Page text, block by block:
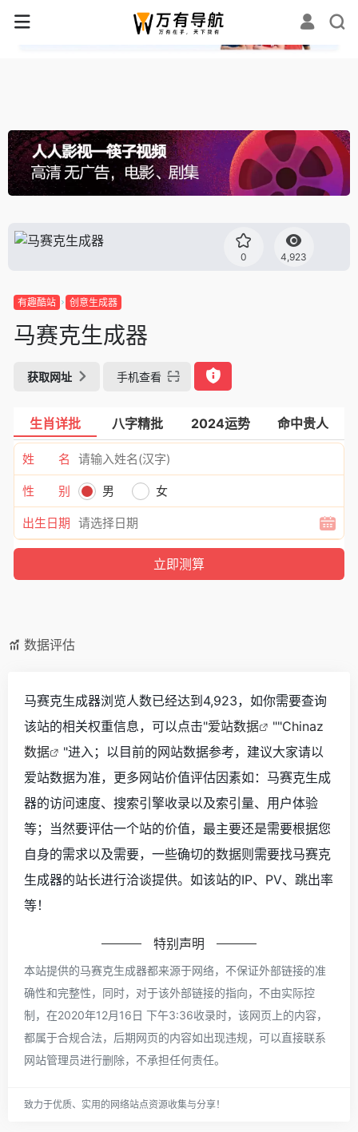
✕
0 4,923
有趣酷站 创意生成器
马赛克生成器
获取网址 手机查看
生肖详批 八字精批 2024运势 命中贵人
姓 名
性 别 男 女
出生日期
数据评估
马赛克生成器浏览人数已经达到4,923，如你需要查询
该站的相关权重信息，可以点击"爱站数据 ""Chinaz
数据
"进入；以目前的网站数据参考，建议大家请以
爱站数据为准，更多网站价值评估因素如：马赛克生成
器的访问速度、搜索引擎收录以及索引量、用户体验
等；当然要评估一个站的价值，最主要还是需要根据您
自身的需求以及需要，一些确切的数据则需要找马赛克
生成器的站长进行洽谈提供。如该站的IP、PV、跳出率
等！
特别声明
本站提供的马赛克生成器都来源于网络，不保证外部链接的准
确性和完整性，同时，对于该外部链接的指向，不由实际控
制，在2020年12月16日 下午3:36收录时，该网页上的内容，
都属于合规合法，后期网页的内容如出现违规，可以直接联系
网站管理员进行删除，不承担任何责任。
致力于优质、实用的网络站点资源收集与分享！